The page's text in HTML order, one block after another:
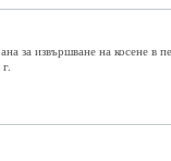
за извършване на косене в